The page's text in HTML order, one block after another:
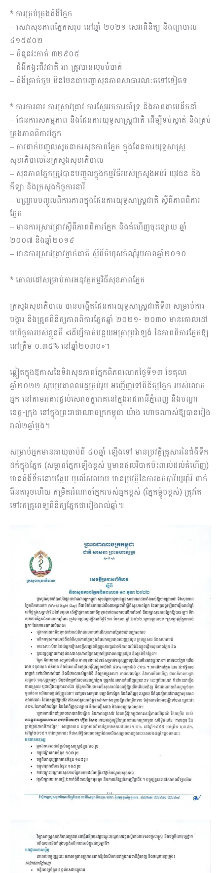
* ការគ្រប់គ្រងជំងឺភ្នែក
– សេវាសុខភាពភ្នែកសរុប នៅឆ្នាំ ២០២១ សេវាពិនិត្យ និងព្យាបាល
៤១៥៥០២
– ចំនួនវះកាត់ ៣២៩០៥
– ជំងឺកង្វះជីវជាតិ អា ត្រូវបានលុបបំបាត់
– ជំងឺត្រាក់កូម មិនមែនជាបញ្ហាសុខភាពសាធារណៈតទៅទៀតទ
* ការការពារ ការស្រាវជ្រាវ ការស្វែររកការគាំទ្រ និងភាពជាមេដឹកនាំ
– ផែនការសកម្មភាព និងផែនការយុទ្ធសាស្ត្រជាតិ ដើម្បីទប់ស្កាត់ និងគ្រប់
គ្រងភាពពិការភ្នែក
– ការដាក់បញ្ចូលសូចនាករសុខភាពភ្នែក ក្នុងផែនការយុទ្ធសាស្ត្រ
សុខាភិបាលនៃក្រសួងសុខាភិបាល
– សុខភាពភ្នែកត្រូវបានបញ្ចូលក្នុងកម្មវិធីរបស់ក្រសួងអប់រំ យុវជន និង
កីឡា និងក្រសួងកិច្ចការនារី
– បញ្ជ្រាបបញ្ចូលពិការភាពក្នុងផែនការយុទ្ធសាស្ត្រជាតិ ស្តីពីភាពពិការ
ភ្នែក
– មានការស្រាវជ្រាវស្តីពីភាពពិការភ្នែក និងគំហើញចុះខ្សោយ ឆ្នាំ
២០០៧ និងឆ្នាំ២០១៩
– មានការស្រាវជ្រាវថ្នាក់ជាតិ ស្តីពីកំហុសកំណុំរូបភាពឆ្នាំ២០១០
* គោលដៅសម្រាប់ការអនុវត្តកម្មវិធីសុខភាពភ្នែក
ក្រសួងសុខាភិបាល បានបង្កើតផែនការយុទ្ធសាស្ត្រជាតិទី៣ សម្រាប់ការ
បង្ការ និងត្រួតពិនិត្យភាពពិការភ្នែកឆ្នាំ ២០២១- ២០៣០ មានគោលដៅ
មហិច្ឆតារបស់ខ្លួនគឺ «ដើម្បីកាត់បន្ថយអត្រាប្រវ៉ាឡង់ នៃភាពពិការភ្នែកឱ្យ
នៅត្រឹម ០.៣៥% នៅឆ្នាំ២០៣០»។
ឆ្លៀតក្នុងឱកាសនៃទិវាសុខភាពភ្នែកពិភពលោកថ្ងៃទី១៣ ខែតុលា
ឆ្នាំ២០២២ សូមប្រជាពលរដ្ឋគ្រប់រូប អញ្ជើញទៅពិនិត្យភ្នែក របស់លោក
អ្នក នៅតាមអគារផ្តល់សេវាចក្ខុរោគនៅក្នុងរាជធានីភ្នំពេញ និងបណ្តា
ខេត្ត-ក្រុង នៅក្នុងព្រះរាជាណាចក្រកម្ពុជា យ៉ាង ហោចណាស់ឱ្យបានរៀង
រាល់២ឆ្នាំម្តង។
សម្រាប់អ្នកមានអាយុចាប់ពី ៤០ឆ្នាំ ឡើងទៅ មានប្រវត្តិគ្រួសារនៃជំងឺទឹក
ដក់ក្នុងភ្នែក (សម្ពាធភ្នែកឡើងខ្ពស់ ឬមានផលវិបាកប៉ះពាល់ដល់គំហើញ)
មានជំងឺទឹកនោមផ្អែម ឬលើសឈាម មានប្រវត្តិនៃការជក់បារីយូររ៉ាំរ៉ ពាក់
វ៉ែនតារួចហើយ កម្រិតអំណាចភ្នែករបស់អ្នកខ្ពស់ (ភ្នែកម៉្ញូបខ្ពស់) ត្រូវតែ
ទៅរកគ្រូពេទ្យពិនិត្យភ្នែកជារៀងរាល់ឆ្នាំ៕